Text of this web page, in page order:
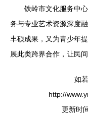
铁岭市文化服务中
务与专业艺术资源深度
丰硕成果，又为青少年
展此类跨界合作，让民
如
http://
更新时